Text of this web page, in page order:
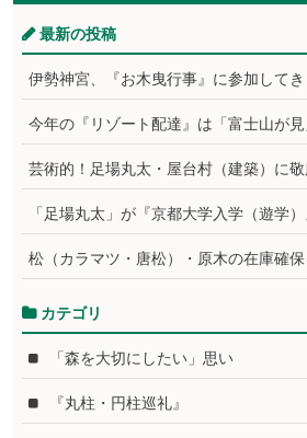
最新の投稿
伊勢神宮、『お木曳行事』に参加してき
今年の『リゾート配達』は「富士山が見
芸術的！足場丸太・屋台村（建築）に
「足場丸太」が『京都大学入学（遊
松（カラマツ・唐松）・原木の在庫確
カテゴリ
「森を大切にしたい」思い
『丸柱・円柱巡礼』